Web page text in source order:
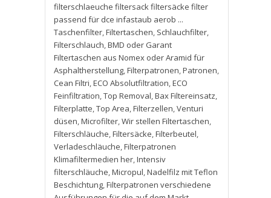
filterschlaeuche filtersack filtersäcke filter
passend für dce infastaub aerob ...
Taschenfilter,Filtertaschen, Schlauchfilter,
Filterschlauch,BMD oder Garant
Filtertaschen aus Nomex oder Aramid für
Asphaltherstellung,Filterpatronen,Patronen,
Cean Filtri,ECO Absolutfiltration,ECO
Feinfiltration,Top Removal,Bax Filtereinsatz,
Filterplatte,Top Area,Filterzellen,Venturi
düsen,Microfilter,Wir stellen Filtertaschen,
Filterschläuche,Filtersäcke,Filterbeutel,
Verladeschläuche,Filterpatronen
Klimafiltermedien her,Intensiv
filterschläuche,Micropul,Nadelfilz mit Teflon
Beschichtung,Filterpatronen verschiedene